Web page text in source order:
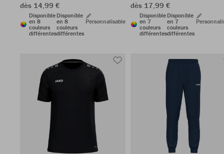
dès 14,99 €
Disponible
en 8
couleurs
différentes
Disponible
en 8
couleurs
différentes
Personnalisable
dès 17,99 €
Disponible
en 7
couleurs
différentes
Disponible
en 7
couleurs
différentes